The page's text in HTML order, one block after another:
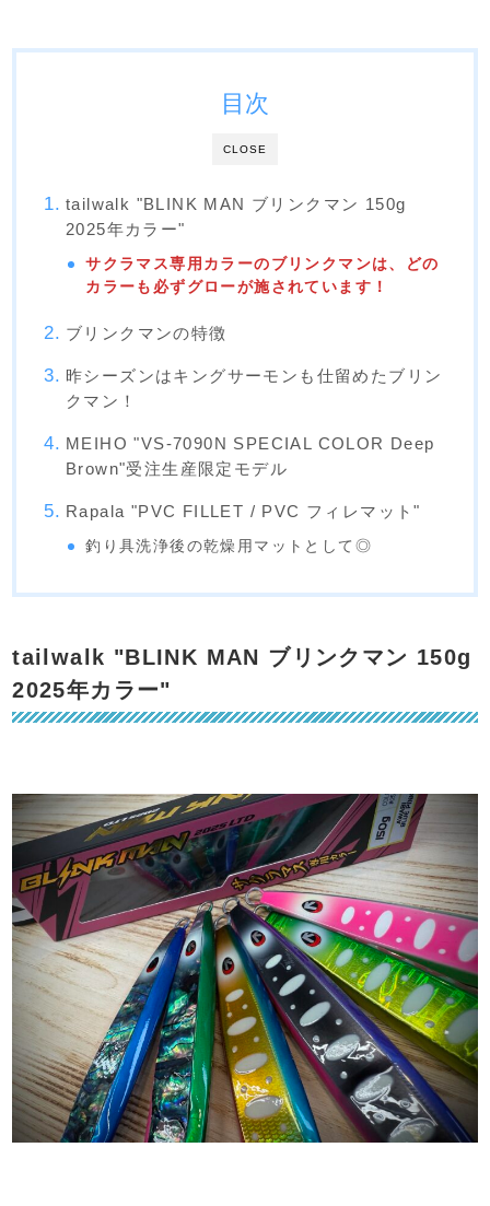
CLOSE
目次
tailwalk "BLINK MAN ブリンクマン 150g
2025年カラー"
サクラマス専用カラーのブリンクマンは、どの
カラーも必ずグローが施されています！
ブリンクマンの特徴
昨シーズンはキングサーモンも仕留めたブリン
クマン！
MEIHO "VS-7090N SPECIAL COLOR Deep
Brown"受注生産限定モデル
Rapala "PVC FILLET / PVC フィレマット"
釣り具洗浄後の乾燥用マットとして◎
tailwalk "BLINK MAN ブリンクマン 150g
2025年カラー"